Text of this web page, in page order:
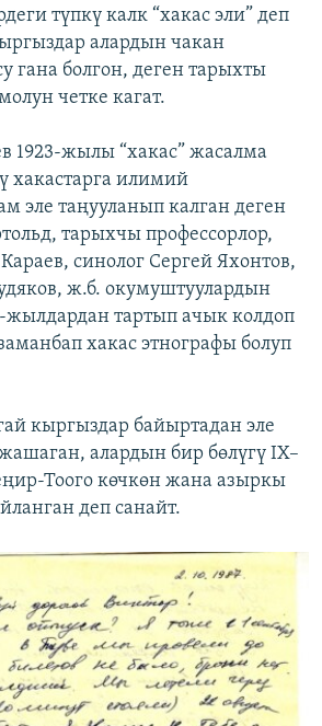
түпкү калк “хакас эли” деп
алардын чакан
гана болгон, деген тарыхты
четке кагат.
1923-жылы “хакас” жасалма
хакастарга илимий
эле таңууланып калган деген
тарыхчы профессорлор,
синолог Сергей Яхонтов,
ж.б. окумуштуулардын
жылдардан тартып ачык колдоп
хакас этнографы болуп
кыргыздар байыртадан эле
алардын бир бөлүгү IX–
Тоого көчкөн жана азыркы
деп санайт.